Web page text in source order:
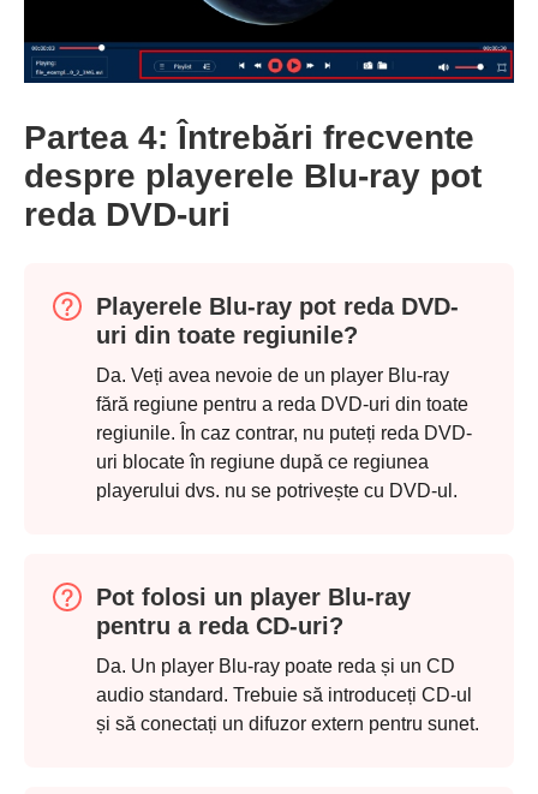
Pasul 2.
Partea 4: Întrebări frecvente
despre playerele Blu-ray pot
reda DVD-uri
Playerele Blu-ray pot reda DVD-
uri din toate regiunile?
Da. Veți avea nevoie de un player Blu-ray
fără regiune pentru a reda DVD-uri din toate
regiunile. În caz contrar, nu puteți reda DVD-
uri blocate în regiune după ce regiunea
playerului dvs. nu se potrivește cu DVD-ul.
Pot folosi un player Blu-ray
pentru a reda CD-uri?
Da. Un player Blu-ray poate reda și un CD
audio standard. Trebuie să introduceți CD-ul
și să conectați un difuzor extern pentru sunet.